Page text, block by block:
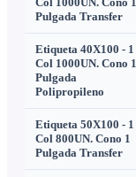
Pulgada Transfer
Etiqueta 40X100 - 1
Col 1000UN. Cono 1
Pulgada
Polipropileno
Etiqueta 50X100 - 1
Col 800UN. Cono 1
Pulgada Transfer